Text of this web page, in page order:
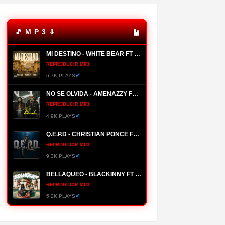
🎵 M P 3 ⇩
MI DESTINO - WHITE BEAR FT ALMIGHTY, YOMO
REPRODUCIR MP3
6.7K PLAYS✔
NO SE OLVIDA - AMENAZZY FT NTG
REPRODUCIR MP3
4.9K PLAYS✔
Q.E.P.D - CHRISTIAN PONCE FT FARRUKO, HANZEL LA H, FRONTI
REPRODUCIR MP3
9.3K PLAYS✔
BELLAQUEO - BLACKINNY FT HADES66
REPRODUCIR MP3
5.2K PLAYS✔